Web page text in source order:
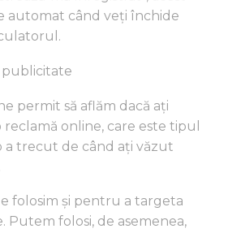
automat când veți închide
permit să aflăm dacă ați
online, care este tipul
a trecut de când ați văzut
folosim și pentru a targeta
Putem folosi, de asemenea,